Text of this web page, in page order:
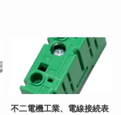
不二電機工業、電線接続表